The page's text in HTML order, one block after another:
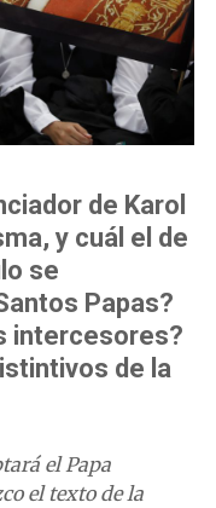
de Karol
y cuál el de
se
Papas?
intercesores?
de la
el Papa
el texto de la